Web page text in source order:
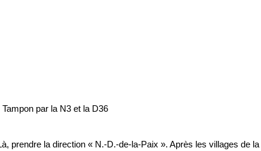
par la N3 et la D36
prendre la direction « N.-D.-de-la-Paix ». Après les villages de